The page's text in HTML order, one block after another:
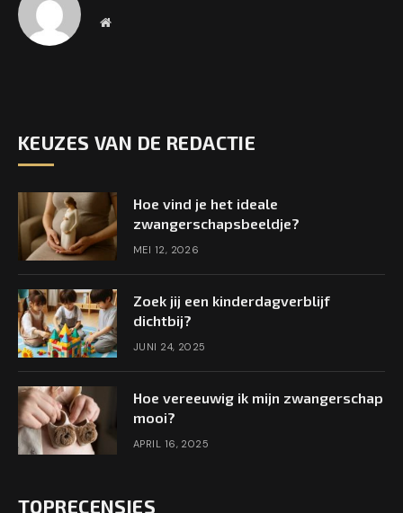
Website
KEUZES VAN DE REDACTIE
Hoe vind je het ideale
zwangerschapsbeeldje?
MEI 12, 2026
Zoek jij een kinderdagverblijf
dichtbij?
JUNI 24, 2025
Hoe vereeuwig ik mijn zwangerschap
mooi?
APRIL 16, 2025
TOPRECENSIES